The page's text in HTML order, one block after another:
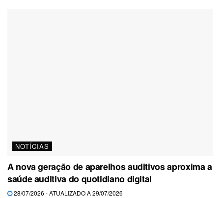
NOTÍCIAS
A nova geração de aparelhos auditivos aproxima a
saúde auditiva do quotidiano digital
28/07/2026 - ATUALIZADO A 29/07/2026